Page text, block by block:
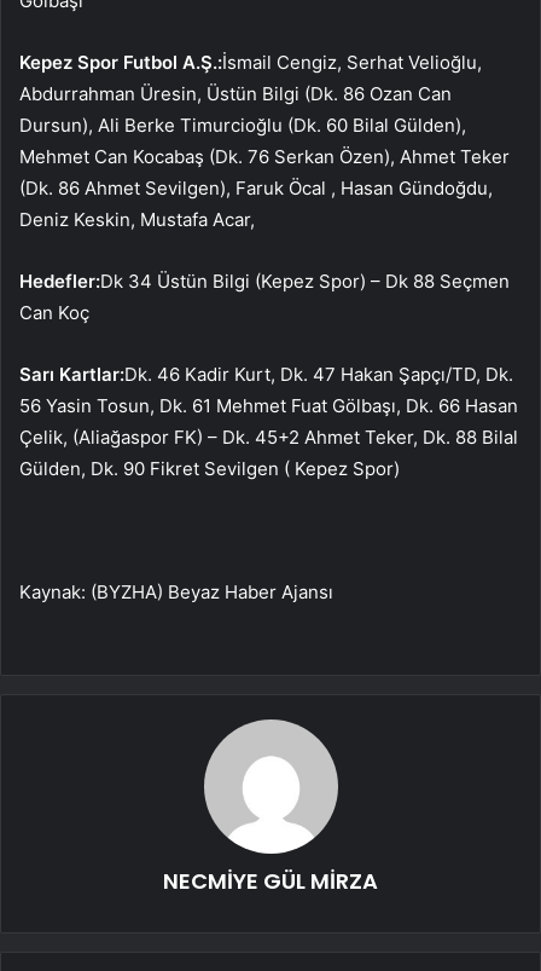
Kepez Spor Futbol A.Ş.:İsmail Cengiz, Serhat Velioğlu,
Abdurrahman Üresin, Üstün Bilgi (Dk. 86 Ozan Can
Dursun), Ali Berke Timurcioğlu (Dk. 60 Bilal Gülden),
Mehmet Can Kocabaş (Dk. 76 Serkan Özen), Ahmet Teker
(Dk. 86 Ahmet Sevilgen), Faruk Öcal , Hasan Gündoğdu,
Deniz Keskin, Mustafa Acar,
Hedefler:Dk 34 Üstün Bilgi (Kepez Spor) – Dk 88 Seçmen
Can Koç
Sarı Kartlar:Dk. 46 Kadir Kurt, Dk. 47 Hakan Şapçı/TD, Dk.
56 Yasin Tosun, Dk. 61 Mehmet Fuat Gölbaşı, Dk. 66 Hasan
Çelik, (Aliağaspor FK) – Dk. 45+2 Ahmet Teker, Dk. 88 Bilal
Gülden, Dk. 90 Fikret Sevilgen ( Kepez Spor)
Kaynak: (BYZHA) Beyaz Haber Ajansı
NECMİYE GÜL MİRZA